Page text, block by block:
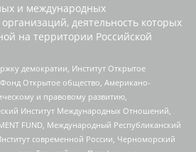
и международных
деятельность которых
на территории Российской
демократии, Институт Открытое
Открытое общество, Американо-
и правовому развитию,
Институт Международных Отношений,
FUND, Международный Республиканский
современной России, Черноморский